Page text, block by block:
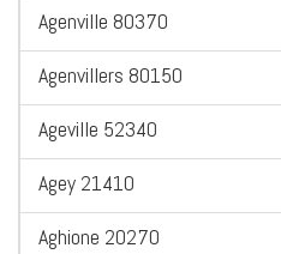
Agenville 80370
Agenvillers 80150
Ageville 52340
Agey 21410
Aghione 20270